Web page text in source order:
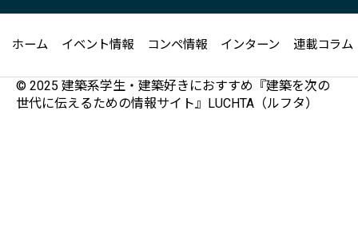
ホーム イベント情報 コンペ情報 インターン 連載コラム
© 2025 建築系学生・建築好きにおすすめ『建築を次の
世代に伝えるための情報サイト』LUCHTA（ルフタ）